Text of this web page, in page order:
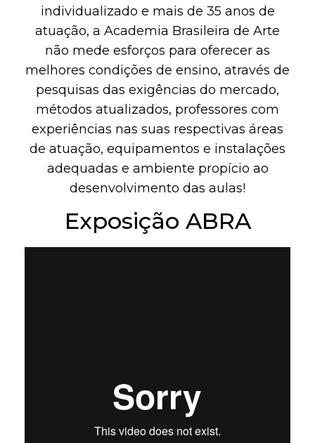
individualizado e mais de 35 anos de
atuação, a Academia Brasileira de Arte
não mede esforços para oferecer as
melhores condições de ensino, através de
pesquisas das exigências do mercado,
métodos atualizados, professores com
experiências nas suas respectivas áreas
de atuação, equipamentos e instalações
adequadas e ambiente propício ao
desenvolvimento das aulas!
Exposição ABRA